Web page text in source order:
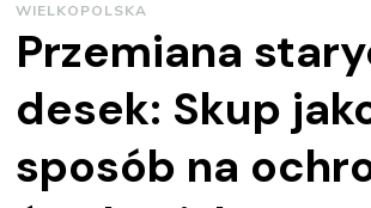
WIELKOPOLSKA
Przemiana
desek: Skup
sposób na